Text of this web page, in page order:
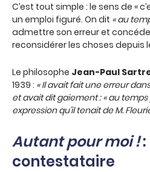
C’est tout simple : le sens de «
un emploi figuré. On dit « au
admettre son erreur et
reconsidérer les choses depuis
Le philosophe Jean-Paul
1939 : « Il avait fait une erreur
et avait dit gaiement : « au temps
expression qu’il tenait de M.
Autant pour moi !
contestataire